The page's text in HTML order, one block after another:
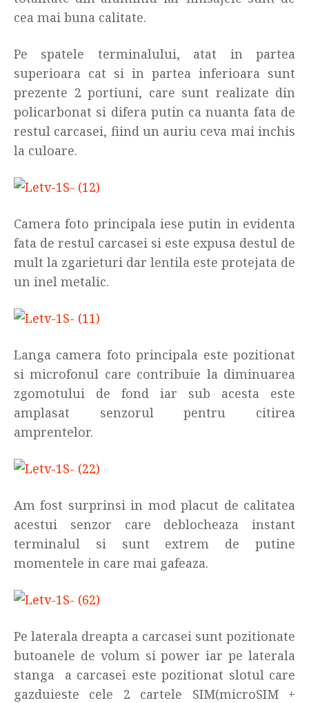
cea mai buna calitate.
Pe spatele terminalului, atat in partea
superioara cat si in partea inferioara sunt
prezente 2 portiuni, care sunt realizate din
policarbonat si difera putin ca nuanta fata de
restul carcasei, fiind un auriu ceva mai inchis
la culoare.
Camera foto principala iese putin in evidenta
fata de restul carcasei si este expusa destul de
mult la zgarieturi dar lentila este protejata de
un inel metalic.
Langa camera foto principala este pozitionat
si microfonul care contribuie la diminuarea
zgomotului de fond iar sub acesta este
amplasat senzorul pentru citirea
amprentelor.
Am fost surprinsi in mod placut de calitatea
acestui senzor care deblocheaza instant
terminalul si sunt extrem de putine
momentele in care mai gafeaza.
Pe laterala dreapta a carcasei sunt pozitionate
butoanele de volum si power iar pe laterala
stanga a carcasei este pozitionat slotul care
gazduieste cele 2 cartele SIM(microSIM +